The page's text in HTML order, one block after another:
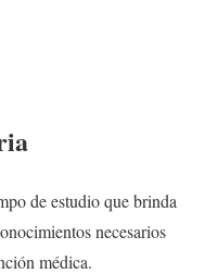
de estudio que brinda
necesarios
médica.